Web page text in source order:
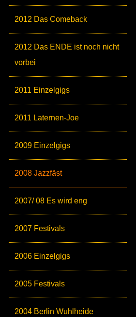
2012 Das Comeback
2012 Das ENDE ist noch nicht
vorbei
2011 Einzelgigs
2011 Laternen-Joe
2009 Einzelgigs
2008 Jazzfäst
2007/ 08 Es wird eng
2007 Festivals
2006 Einzelgigs
2005 Festivals
2004 Berlin Wuhlheide